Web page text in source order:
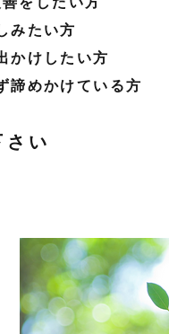
みたい方
かけしたい方
諦めかけている方
い